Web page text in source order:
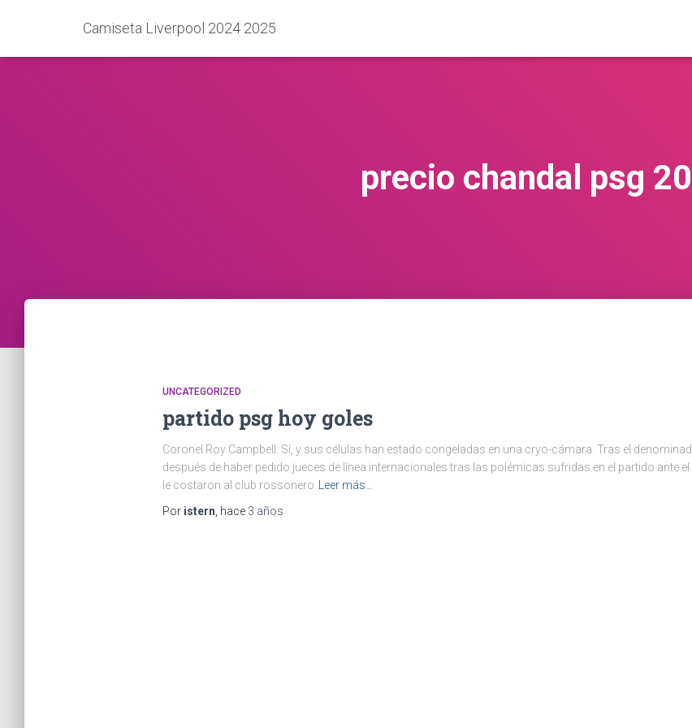
Camiseta Liverpool 2024 2025
precio chandal psg
UNCATEGORIZED
partido psg hoy goles
Coronel Roy Campbell: Sí, y sus células han estado congeladas en una cryo-cámara. Tras el
después de haber pedido jueces de línea internacionales tras las polémicas sufridas en el partido ante
le costaron al club rossonero
Leer más…
Por istern , hace 3 años